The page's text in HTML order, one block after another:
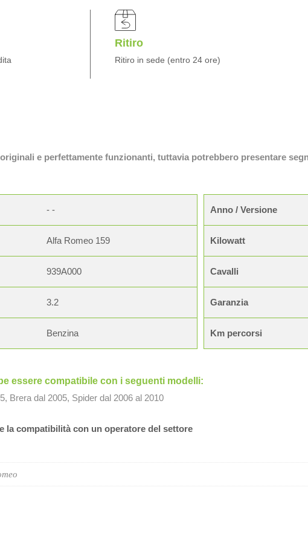
Ritiro
Ritiro in sede (entro 24 ore)
e perfettamente funzionanti, tuttavia potrebbero presentare
- -
Alfa Romeo 159
939A000
3.2
Benzina
Anno / Versione
Kilowatt
Cavalli
Garanzia
Km percorsi
essere compatibile con i seguenti modelli:
Brera dal 2005, Spider dal 2006 al 2010
la compatibilità con un operatore del settore